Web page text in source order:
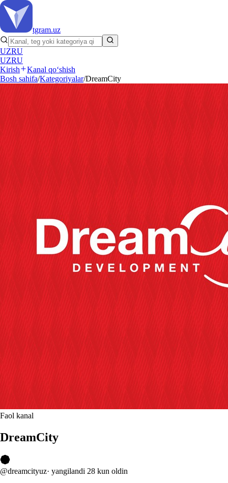
tgram.uz
UZRU
UZRU
Kirish
Kanal qo‘shish
Bosh sahifa/Kategoriyalar/DreamCity
Faol kanal
DreamCity
@dreamcityuz· yangilandi 28 kun oldin